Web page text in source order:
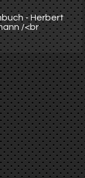
- Herbert
/<br